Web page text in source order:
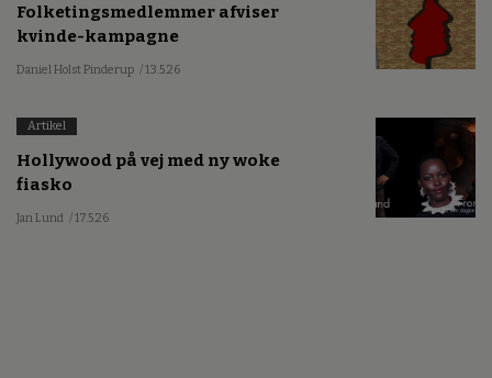
Folketingsmedlemmer afviser
kvinde-kampagne
Daniel Holst Pinderup / 13.5.26
Artikel
Hollywood på vej med ny woke
fiasko
Jan Lund / 17.5.26